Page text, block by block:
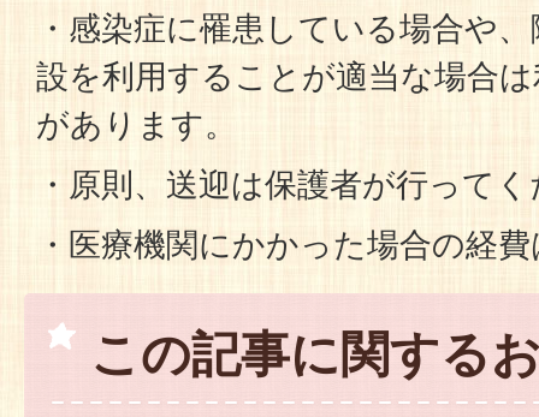
・感染症に罹患している場合や
設を利用することが適当な場合
があります。
・原則、送迎は保護者が行って
・医療機関にかかった場合の経
この記事に関する